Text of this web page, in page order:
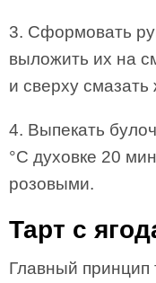
3. Сформовать
выложить их на
и сверху смазать
4. Выпекать
°C духовке 20
розовыми.
Тарт с
Главный